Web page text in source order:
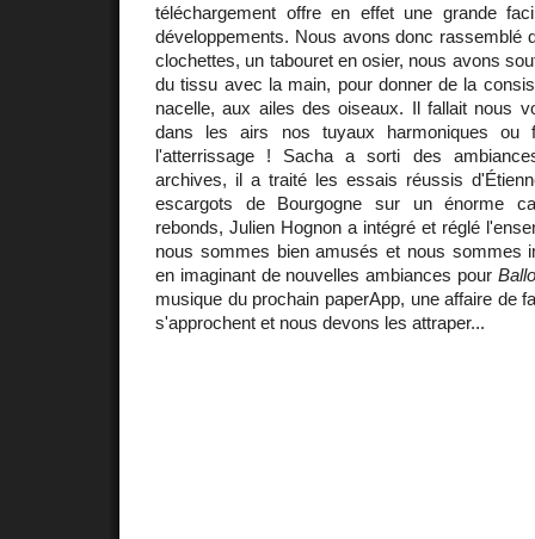
téléchargement offre en effet une grande
développements. Nous avons donc rassemblé
clochettes, un tabouret en osier, nous avons
du tissu avec la main, pour donner de la
nacelle, aux ailes des oiseaux. Il fallait nous
dans les airs nos tuyaux harmoniques ou
l'atterrissage ! Sacha a sorti des
archives, il a traité les essais réussis
escargots de Bourgogne sur un énorme
rebonds, Julien Hognon a intégré et réglé
nous sommes bien amusés et nous sommes
en imaginant de nouvelles ambiances pour
musique du prochain paperApp, une affaire de
s'approchent et nous devons les attraper...